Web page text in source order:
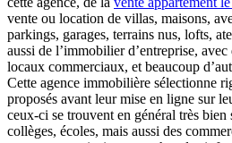
vente ou location de villas, maisons,
parkings, garages, terrains nus, lofts,
aussi de l’immobilier d’entreprise,
locaux commerciaux, et beaucoup
Cette agence immobilière sélectionne
proposés avant leur mise en ligne sur
ceux-ci se trouvent en général très bien
collèges, écoles, mais aussi des